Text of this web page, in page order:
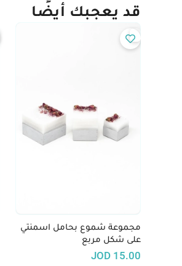
قد يعجبك أيضًا
مجموعة شموع بحامل اسمنتي
على شكل مربع
15.00
JOD